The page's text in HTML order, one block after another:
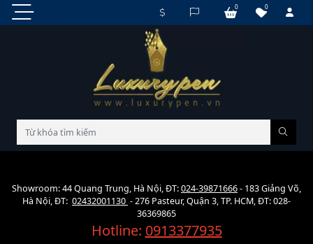
0
0
Showroom: 44 Quang Trung, Hà Nội, ĐT:024-39871666- 183 Giảng Võ,
Hà Nội, ĐT: 02432001130 - 276 Pasteur, Quận 3, TP. HCM, ĐT: 028-
36369865
Hotline: 0913377935